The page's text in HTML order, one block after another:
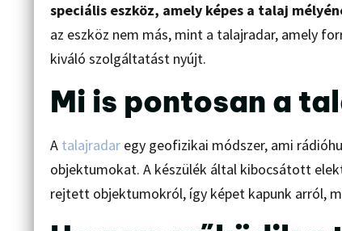
speciális eszköz, amely képes a talaj
az eszköz nem más, mint a talajradar, amely
kiváló szolgáltatást nyújt.
Mi is pontosan a
A talajradar egy geofizikai módszer, ami
objektumokat. A készülék által kibocsátott
rejtett objektumokról, így képet kapunk arról,